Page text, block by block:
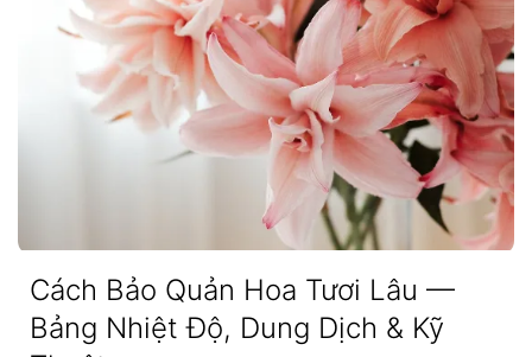
Cách Bảo Quản Hoa Tươi Lâu —
Bảng Nhiệt Độ, Dung Dịch & Kỹ